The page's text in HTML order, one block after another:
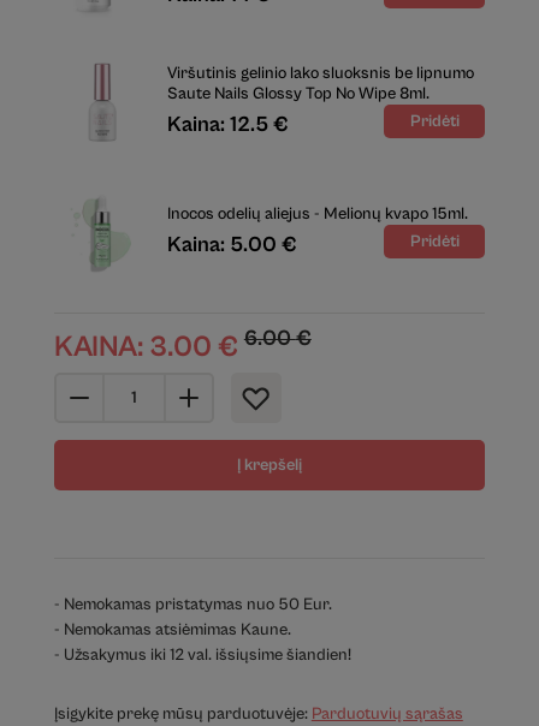
Viršutinis gelinio lako sluoksnis be lipnumo
Saute Nails Glossy Top No Wipe 8ml.
Kaina: 12.5 €
Inocos odelių aliejus - Melionų kvapo 15ml.
Kaina: 5.00 €
KAINA: 3.00 € 6.00€
Į krepšelį
- Nemokamas pristatymas nuo 50 Eur.
- Nemokamas atsiėmimas Kaune.
- Užsakymus iki 12 val. išsiųsime šiandien!
Įsigykite prekę mūsų parduotuvėje: Parduotuvių sąrašas